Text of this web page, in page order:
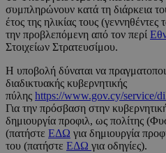
συμπληρώνουν κατά τη διάρκεια
έτος της ηλικίας τους
την προβλεπόμενη από τον περί
Στοιχείων Στρατευσίμου.
Η υποβολή δύναται να
διαδικτυακής κυβερνητικής
πύλης https://www.gov.cy/service/
Για την πρόσβαση στην
δημιουργία προφιλ, ως πολίτης
(πατήστε ΕΔΩ για δημιουργία
του (πατήστε ΕΔΩ για οδηγίες).